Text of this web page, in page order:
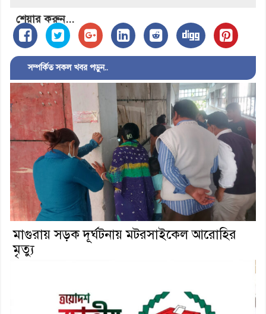
শেয়ার করুন...
সম্পর্কিত সকল খবর পড়ুন..
মাগুরায় সড়ক দূর্ঘটনায় মটরসাইকেল আরোহির
মৃত্যু